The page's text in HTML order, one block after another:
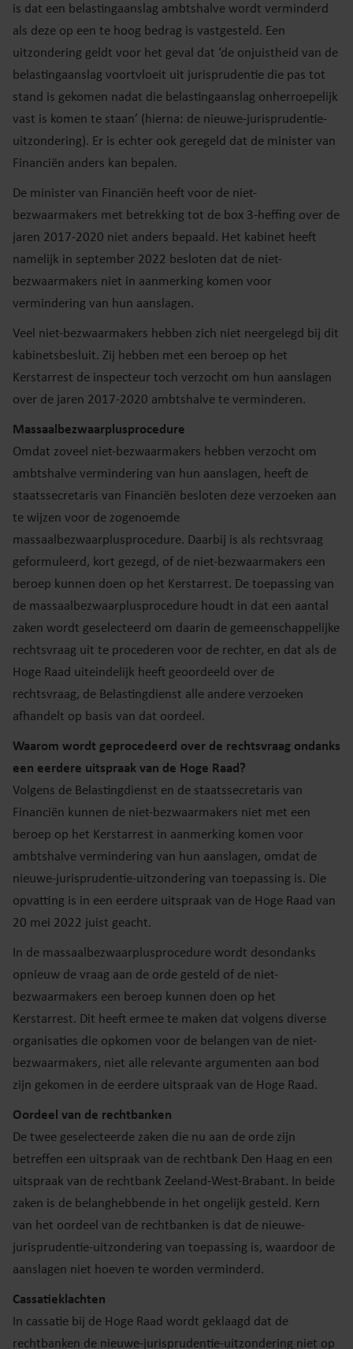
is dat een belastingaanslag ambtshalve wordt verminderd
als deze op een te hoog bedrag is vastgesteld. Een
uitzondering geldt voor het geval dat ‘de onjuistheid van de
belastingaanslag voortvloeit uit jurisprudentie die pas tot
stand is gekomen nadat die belastingaanslag onherroepelijk
vast is komen te staan’ (hierna: de nieuwe-jurisprudentie-
uitzondering). Er is echter ook geregeld dat de minister van
Financiën anders kan bepalen.
De minister van Financiën heeft voor de niet-
bezwaarmakers met betrekking tot de box 3-heffing over de
jaren 2017-2020 niet anders bepaald. Het kabinet heeft
namelijk in september 2022 besloten dat de niet-
bezwaarmakers niet in aanmerking komen voor
vermindering van hun aanslagen.
Veel niet-bezwaarmakers hebben zich niet neergelegd bij dit
kabinetsbesluit. Zij hebben met een beroep op het
Kerstarrest de inspecteur toch verzocht om hun aanslagen
over de jaren 2017-2020 ambtshalve te verminderen.
Massaalbezwaarplusprocedure
Omdat zoveel niet-bezwaarmakers hebben verzocht om
ambtshalve vermindering van hun aanslagen, heeft de
staatssecretaris van Financiën besloten deze verzoeken aan
te wijzen voor de zogenoemde
massaalbezwaarplusprocedure. Daarbij is als rechtsvraag
geformuleerd, kort gezegd, of de niet-bezwaarmakers een
beroep kunnen doen op het Kerstarrest. De toepassing van
de massaalbezwaarplusprocedure houdt in dat een aantal
zaken wordt geselecteerd om daarin de gemeenschappelijke
rechtsvraag uit te procederen voor de rechter, en dat als de
Hoge Raad uiteindelijk heeft geoordeeld over de
rechtsvraag, de Belastingdienst alle andere verzoeken
afhandelt op basis van dat oordeel.
Waarom wordt geprocedeerd over de rechtsvraag ondanks
een eerdere uitspraak van de Hoge Raad?
Volgens de Belastingdienst en de staatssecretaris van
Financiën kunnen de niet-bezwaarmakers niet met een
beroep op het Kerstarrest in aanmerking komen voor
ambtshalve vermindering van hun aanslagen, omdat de
nieuwe-jurisprudentie-uitzondering van toepassing is. Die
opvatting is in een eerdere uitspraak van de Hoge Raad van
20 mei 2022 juist geacht.
In de massaalbezwaarplusprocedure wordt desondanks
opnieuw de vraag aan de orde gesteld of de niet-
bezwaarmakers een beroep kunnen doen op het
Kerstarrest. Dit heeft ermee te maken dat volgens diverse
organisaties die opkomen voor de belangen van de niet-
bezwaarmakers, niet alle relevante argumenten aan bod
zijn gekomen in de eerdere uitspraak van de Hoge Raad.
Oordeel van de rechtbanken
De twee geselecteerde zaken die nu aan de orde zijn
betreffen een uitspraak van de rechtbank Den Haag en een
uitspraak van de rechtbank Zeeland-West-Brabant. In beide
zaken is de belanghebbende in het ongelijk gesteld. Kern
van het oordeel van de rechtbanken is dat de nieuwe-
jurisprudentie-uitzondering van toepassing is, waardoor de
aanslagen niet hoeven te worden verminderd.
Cassatieklachten
In cassatie bij de Hoge Raad wordt geklaagd dat de
rechtbanken de nieuwe-jurisprudentie-uitzondering niet op